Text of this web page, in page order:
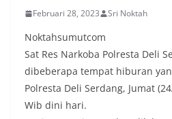
Februari 28, 2023 Sri Noktah
Noktahsumutcom
Sat Res Narkoba Polresta Deli
dibeberapa tempat hiburan
Polresta Deli Serdang, Jumat
Wib dini hari.